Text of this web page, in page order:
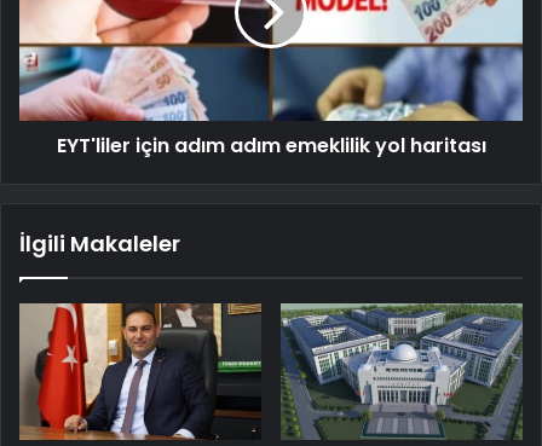
EYT'liler için adım adım emeklilik yol haritası
İlgili Makaleler